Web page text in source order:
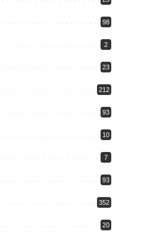
98
2
23
212
93
10
7
93
352
20